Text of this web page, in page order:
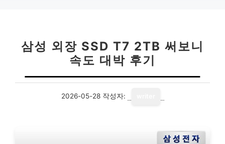
삼성 외장 SSD T7 2TB 써보니
속도 대박 후기
2026-05-28 작성자: